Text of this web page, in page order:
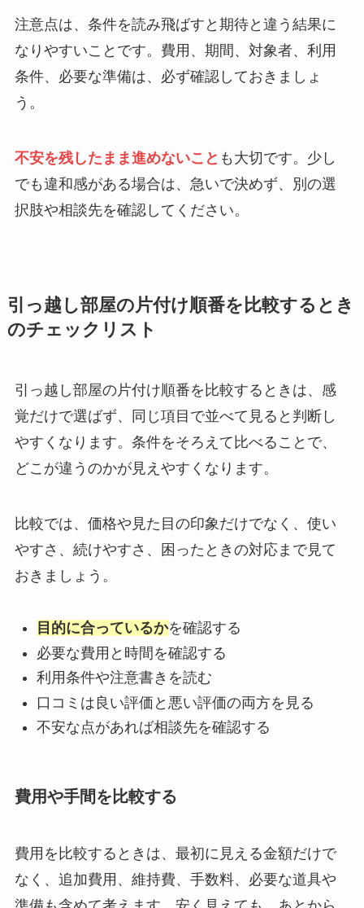
注意点は、条件を読み飛ばすと期待と違う結果に
なりやすいことです。費用、期間、対象者、利用
条件、必要な準備は、必ず確認しておきましょ
う。
不安を残したまま進めないこと も大切です。少し
でも違和感がある場合は、急いで決めず、別の選
択肢や相談先を確認してください。
引っ越し部屋の片付け順番を比較するとき
のチェックリスト
引っ越し部屋の片付け順番を比較するときは、感
覚だけで選ばず、同じ項目で並べて見ると判断し
やすくなります。条件をそろえて比べることで、
どこが違うのかが見えやすくなります。
比較では、価格や見た目の印象だけでなく、使い
やすさ、続けやすさ、困ったときの対応まで見て
おきましょう。
目的に合っているかを確認する
必要な費用と時間を確認する
利用条件や注意書きを読む
口コミは良い評価と悪い評価の両方を見る
不安な点があれば相談先を確認する
費用や手間を比較する
費用を比較するときは、最初に見える金額だけで
なく、追加費用、維持費、手数料、必要な道具や